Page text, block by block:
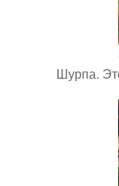
Шурпа.